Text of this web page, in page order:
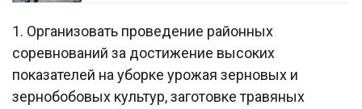
1. Организовать проведение районных
соревнований за достижение высоких
показателей на уборке урожая зерновых и
зернобобовых культур, заготовке травяных